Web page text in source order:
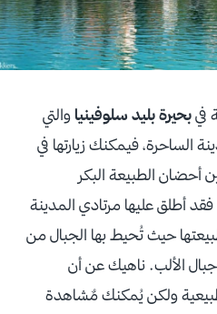
فيبحيرة بليد سلوفينياوالتي
الساحرة، فيمكنك زيارتها في
الطبيعة البكر
فقد أطلق عليها مرتادي المدينة
حيث تُحيط بها الجبال من
جبال الألب. ناهيك عن أن
ولكن يُمكنك مٌشاهدة